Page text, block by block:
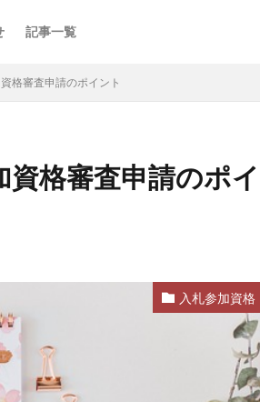
記事一覧
格審査申請のポイント
格審査申請のポイ
入札参加資格